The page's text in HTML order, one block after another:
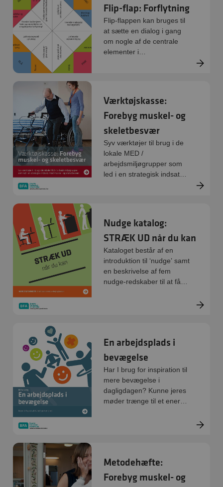
Flip-flap: Forflytning
Flip-flappen kan bruges til
at sætte en dialog i gang
om nogle af de centrale
elementer i
Værktøjskasse:
Forebyg muskel- og
skeletbesvær
Syv værktøjer til brug i de
lokale MED /
arbejdsmiljøgrupper som
led i en strategisk indsats
Nudge katalog:
STRÆK UD når du kan
Kataloget består af en
introduktion til ‘nudge’ samt
en beskrivelse af fem
nudge-redskaber til at få
En arbejdsplads i
bevægelse
Har I brug for inspiration til
mere bevægelse i
dagligdagen? Kunne jeres
møder trænge til et energi-
Metodehæfte:
Forebyg muskel- og